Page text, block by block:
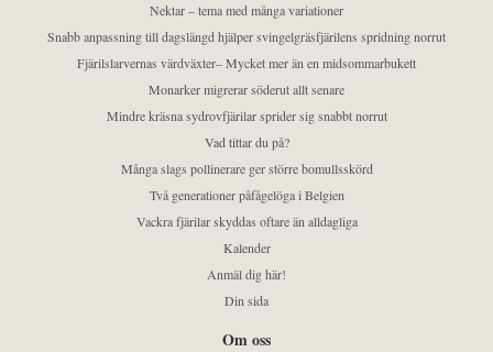
Nektar – tema med många variationer
Snabb anpassning till dagslängd hjälper svingelgräsfjärilens spridning norrut
Fjärilslarvernas värdväxter– Mycket mer än en midsommarbukett
Monarker migrerar söderut allt senare
Mindre kräsna sydrovfjärilar sprider sig snabbt norrut
Vad tittar du på?
Många slags pollinerare ger större bomullsskörd
Två generationer påfågelöga i Belgien
Vackra fjärilar skyddas oftare än alldagliga
Kalender
Anmäl dig här!
Din sida
Om oss